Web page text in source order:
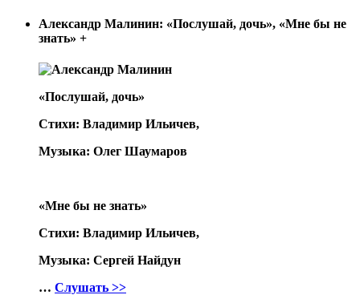
Александр Малинин: «Послушай, дочь», «Мне бы не
знать» +
«Послушай, дочь»
Стихи: Владимир Ильичев,
Музыка: Олег Шаумаров
«Мне бы не знать»
Стихи: Владимир Ильичев,
Музыка: Сергей Найдун
… Слушать >>